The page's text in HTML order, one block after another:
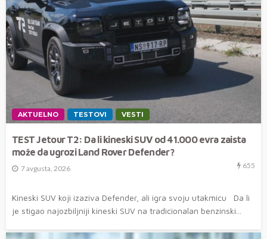
AKTUELNO TESTOVI VESTI
TEST Jetour T2: Da li kineski SUV od 41.000 evra zaista
može da ugrozi Land Rover Defender?
7 avgusta, 2026 655
Kineski SUV koji izaziva Defender, ali igra svoju utakmicu Da li
je stigao najozbiljniji kineski SUV na tradicionalan benzinski...